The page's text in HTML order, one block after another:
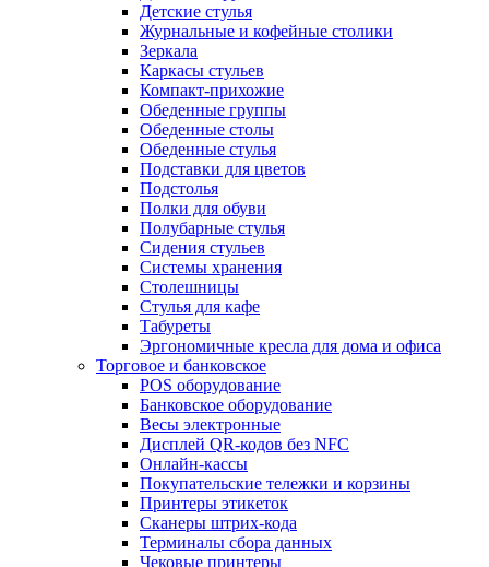
Детские стулья
Журнальные и кофейные столики
Зеркала
Каркасы стульев
Компакт-прихожие
Обеденные группы
Обеденные столы
Обеденные стулья
Подставки для цветов
Подстолья
Полки для обуви
Полубарные стулья
Сидения стульев
Системы хранения
Столешницы
Стулья для кафе
Табуреты
Эргономичные кресла для дома и офиса
Торговое и банковское
POS оборудование
Банковское оборудование
Весы электронные
Дисплей QR-кодов без NFC
Онлайн-кассы
Покупательские тележки и корзины
Принтеры этикеток
Сканеры штрих-кода
Терминалы сбора данных
Чековые принтеры